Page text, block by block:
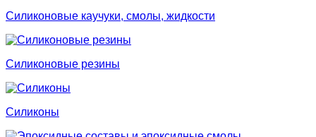
Силиконовые каучуки, смолы, жидкости
Силиконовые резины
Силиконы